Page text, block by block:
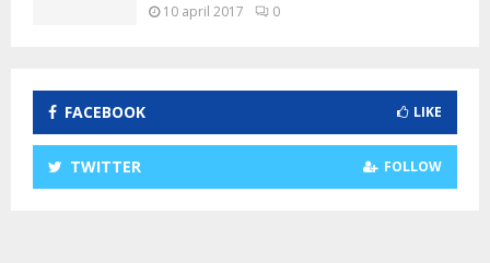
10 april 2017 0
FACEBOOK LIKE
TWITTER FOLLOW